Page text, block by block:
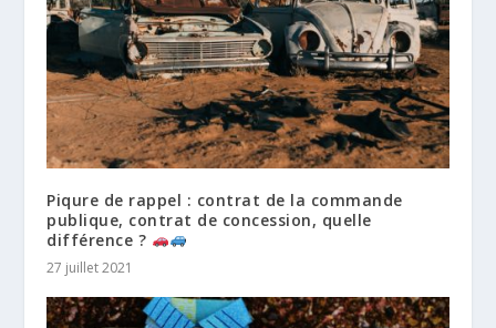
Piqure de rappel : contrat de la commande
publique, contrat de concession, quelle
différence ?
27 juillet 2021